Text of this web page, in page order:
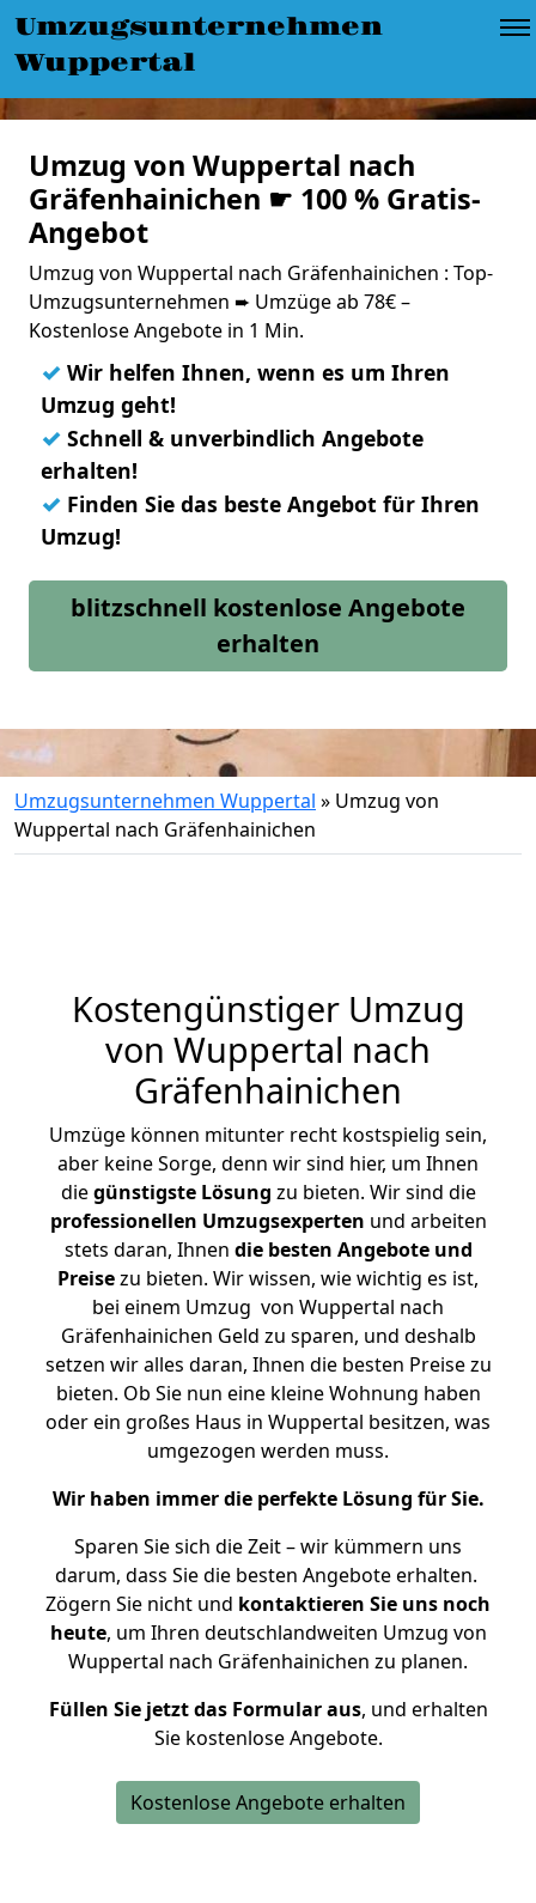
Umzugsunternehmen
Wuppertal
Umzug von Wuppertal nach
Gräfenhainichen ☛ 100 % Gratis-
Angebot
Umzug von Wuppertal nach Gräfenhainichen : Top-
Umzugsunternehmen ➨ Umzüge ab 78€ –
Kostenlose Angebote in 1 Min.
✓ Wir helfen Ihnen, wenn es um Ihren
Umzug geht!
✓ Schnell & unverbindlich Angebote
erhalten!
✓ Finden Sie das beste Angebot für Ihren
Umzug!
blitzschnell kostenlose Angebote
erhalten
Umzugsunternehmen Wuppertal » Umzug von
Wuppertal nach Gräfenhainichen
Kostengünstiger Umzug
von Wuppertal nach
Gräfenhainichen
Umzüge können mitunter recht kostspielig sein,
aber keine Sorge, denn wir sind hier, um Ihnen
diegünstigste Lösung zu bieten. Wir sind die
professionellen Umzugsexperten und arbeiten
stets daran, Ihnen die besten Angebote und
Preisezu bieten. Wir wissen, wie wichtig es ist,
bei einem Umzug von Wuppertal nach
Gräfenhainichen Geld zu sparen, und deshalb
setzen wir alles daran, Ihnen die besten Preise zu
bieten. Ob Sie nun eine kleine Wohnung haben
oder ein großes Haus in Wuppertal besitzen, was
umgezogen werden muss.
Wir haben immer die perfekte Lösung für Sie.
Sparen Sie sich die Zeit – wir kümmern uns
darum, dass Sie die besten Angebote erhalten.
Zögern Sie nicht und kontaktieren Sie uns noch
heute, um Ihren deutschlandweiten Umzug von
Wuppertal nach Gräfenhainichen zu planen.
Füllen Sie jetzt das Formular aus, und erhalten
Sie kostenlose Angebote.
Kostenlose Angebote erhalten